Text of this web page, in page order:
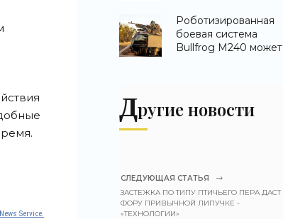
Service.
прошла
международную
аттестацию -
Роботизированная
боевая система
Bullfrog M240 может
Другие новости
СЛЕДУЮЩАЯ СТАТЬЯ
ЗАСТЕЖКА ПО ТИПУ ПТИЧЬЕГО ПЕРА ДАСТ
ФОРУ ПРИВЫЧНОЙ ЛИПУЧКЕ -
«ТЕХНОЛОГИИ»